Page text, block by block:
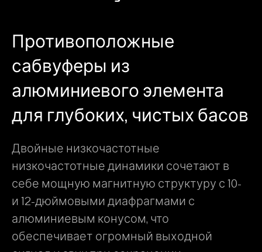
Противоположные
сабвуферы из
алюминиевого элемента
для глубоких, чистых басов
Двойные низкочастотные
низкочастотные динамики сочетают в
себе мощную магнитную структуру с 10-
и 12-дюймовыми диафрагмами с
алюминиевым конусом, что
обеспечивает огромный выходной